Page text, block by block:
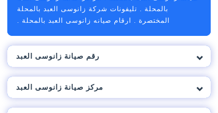
بالمحلة . تليفونات شركة زانوسى العبد بالمحلة
المختصرة . ارقام صيانه زانوسى العبد بالمحلة .
رقم صيانة زانوسى العبد
مركز صيانة زانوسى العبد